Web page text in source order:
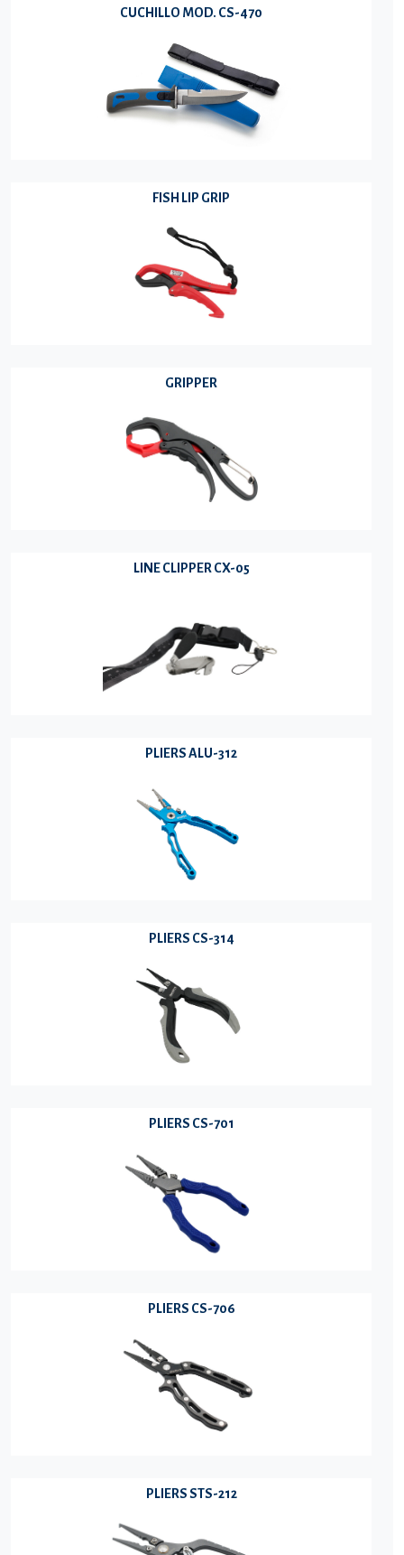
CUCHILLO MOD. CS-470
FISH LIP GRIP
GRIPPER
LINE CLIPPER CX-05
PLIERS ALU-312
PLIERS CS-314
PLIERS CS-701
PLIERS CS-706
PLIERS STS-212